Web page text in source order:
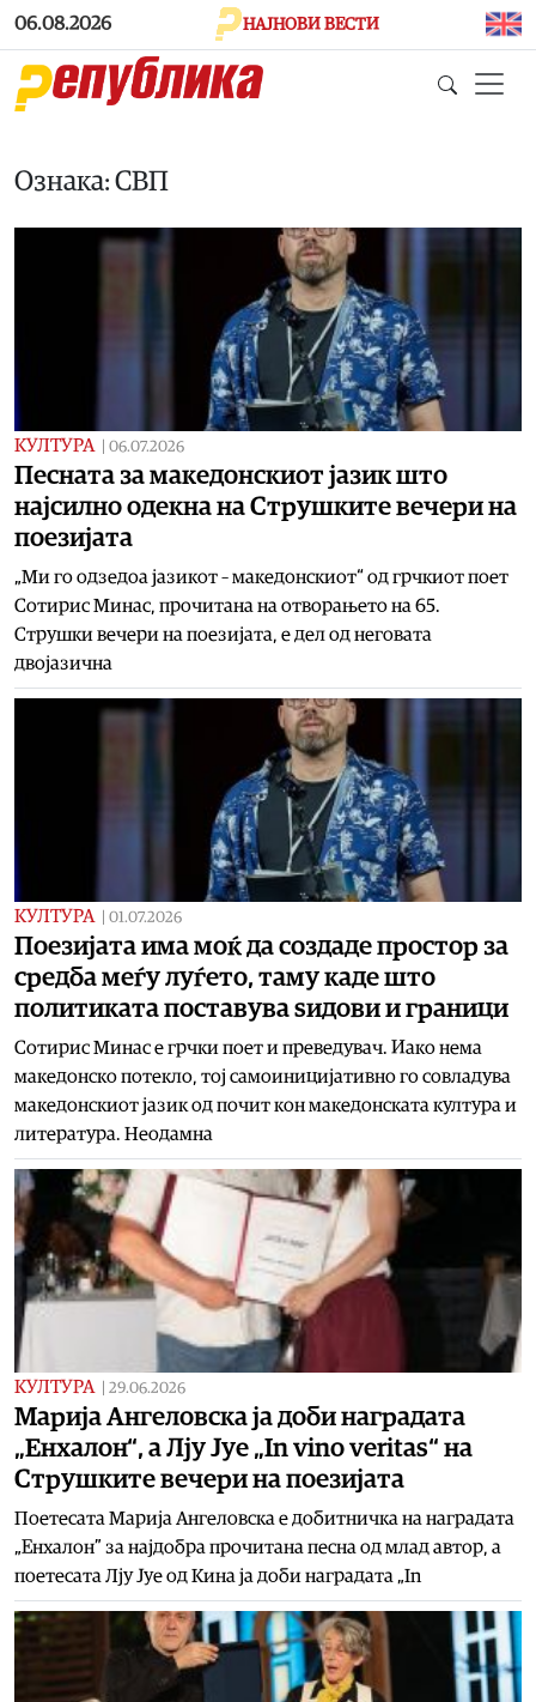
Skip to main content
06.08.2026 НАЈНОВИ ВЕСТИ
Ознака: СВП
КУЛТУРА 06.07.2026
Песната за македонскиот јазик што
најсилно одекна на Струшките вечери на
поезијата
„Ми го одзедоа јазикот – македонскиот“ од грчкиот поет
Сотирис Минас, прочитана на отворањето на 65.
Струшки вечери на поезијата, е дел од неговата
двојазична
КУЛТУРА 01.07.2026
Поезијата има моќ да создаде простор за
средба меѓу луѓето, таму каде што
политиката поставува ѕидови и граници
Сотирис Минас е грчки поет и преведувач. Иако нема
македонско потекло, тој самоиницијативно го совладува
македонскиот јазик од почит кон македонската култура и
литература. Неодамна
КУЛТУРА 29.06.2026
Марија Ангеловска ја доби наградата
„Енхалон“, а Лју Јуе „In vino veritas“ на
Струшките вечери на поезијата
Поетесата Марија Ангеловска е добитничка на наградата
„Енхалон” за најдобра прочитана песна од млад автор, а
поетесата Лју Јуе од Кина ја доби наградата „In